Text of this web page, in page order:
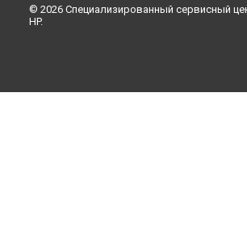
© 2026 Специализированный сервисный
HP.